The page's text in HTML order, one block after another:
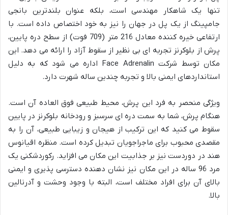
تنها یک شاهکار مهندسی است، بلکه عنوان بلندترین بانجی
جامپینگ از یک پل در جهان را نیز به خود اختصاص داده است. با
ارتفاعی خیره کننده معادل 216 متر (709 فوت) از سطح دره پایین،
پرش از بلوکرنز تجربه ای بی نظیر از سقوط آزاد را ارائه می دهد. این
مکان توسط شرکت Face Adrenalin اداره می شود که به دلیل
استانداردهای ایمنی بالا و تجربه چندین ساله شهرت دارد.
ویژگی منحصر به فرد این پرش، محیط طبیعی فوق العاده آن است.
هنگام پرش، شما به سمت دره ای سرسبز و رودخانه بلوکرنز در پایین
سقوط می کنید که این ترکیب از هیجان و زیبایی طبیعی، آن را به
مقصدی محبوب برای ماجراجویان تبدیل کرده است. منظره اقیانوس
هند در دوردست نیز بر جذابیت این مکان می افزاید. رکوردشکنی یک
مرد 96 ساله در این مکان نیز نشان دهنده دسترسی پذیری و ایمنی
بالای آن برای افراد مختلف است، البته با وجود وحشت و آدرنالین
بالا.